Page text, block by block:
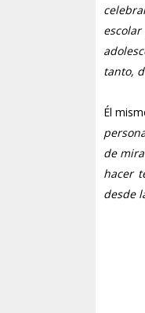
tanto,
Él
de
hacer
desde